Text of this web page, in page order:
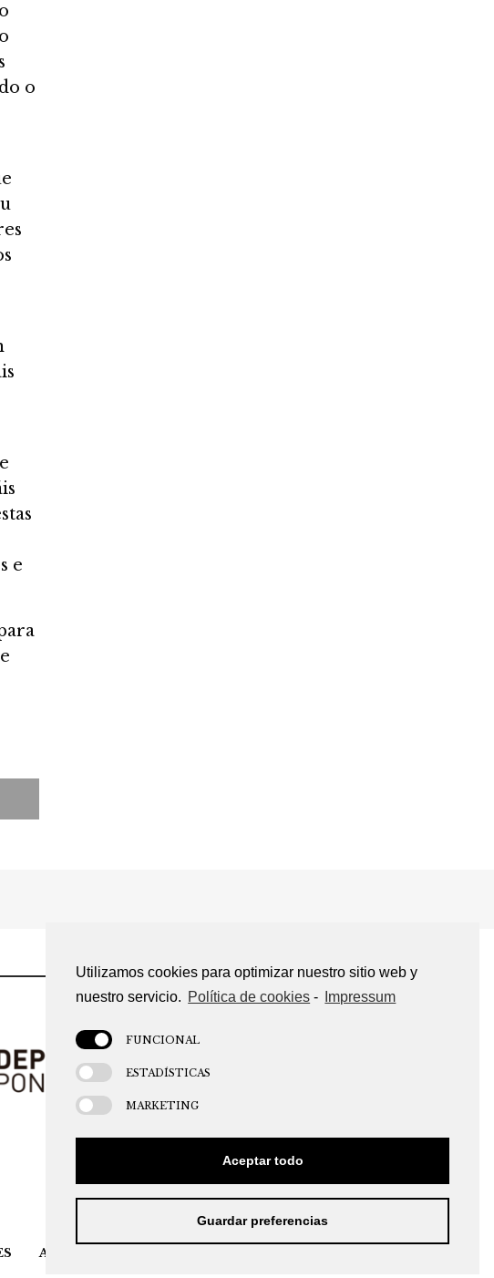
Utilizamos cookies para optimizar nuestro sitio web y
nuestro servicio. Política de cookies - Impressum
FUNCIONAL
ESTADÍSTICAS
MARKETING
Aceptar todo
Guardar preferencias
o
e
AVISO LEGAL